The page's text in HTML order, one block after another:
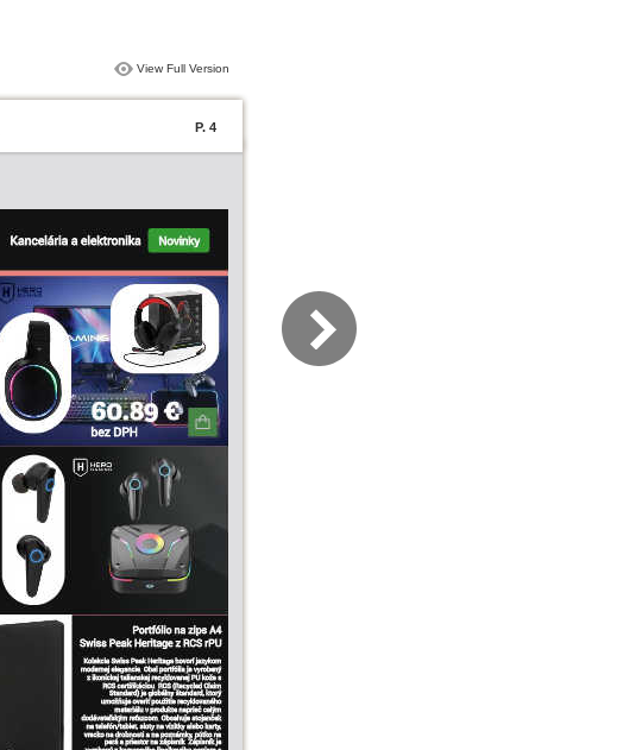
View Full Version
P. 4